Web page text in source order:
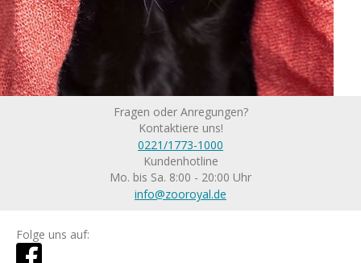
Fragen oder Anregungen?
Kontaktiere uns!
0221/1773-1000
Kundenhotline
Mo. bis Sa. 8:00 - 20:00 Uhr
info@zooroyal.de
Folge uns auf: